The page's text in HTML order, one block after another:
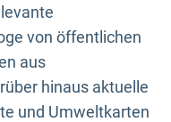
von öffentlichen
aus
hinaus aktuelle
und Umweltkarten